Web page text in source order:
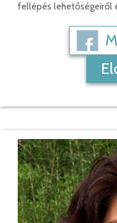
fellépés lehetőségeiről